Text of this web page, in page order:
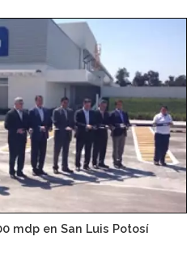
mdp en San Luis Potosí